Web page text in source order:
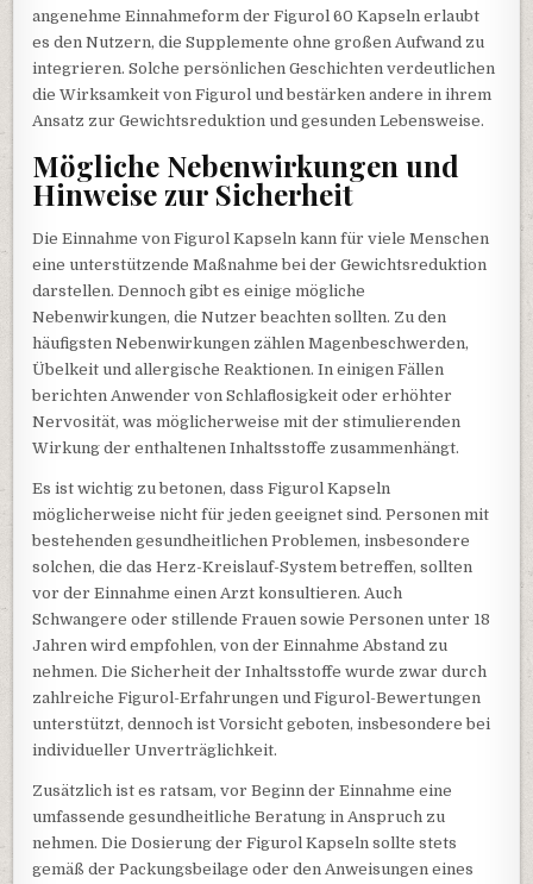
angenehme Einnahmeform der Figurol 60 Kapseln erlaubt
es den Nutzern, die Supplemente ohne großen Aufwand zu
integrieren. Solche persönlichen Geschichten verdeutlichen
die Wirksamkeit von Figurol und bestärken andere in ihrem
Ansatz zur Gewichtsreduktion und gesunden Lebensweise.
Mögliche Nebenwirkungen und
Hinweise zur Sicherheit
Die Einnahme von Figurol Kapseln kann für viele Menschen
eine unterstützende Maßnahme bei der Gewichtsreduktion
darstellen. Dennoch gibt es einige mögliche
Nebenwirkungen, die Nutzer beachten sollten. Zu den
häufigsten Nebenwirkungen zählen Magenbeschwerden,
Übelkeit und allergische Reaktionen. In einigen Fällen
berichten Anwender von Schlaflosigkeit oder erhöhter
Nervosität, was möglicherweise mit der stimulierenden
Wirkung der enthaltenen Inhaltsstoffe zusammenhängt.
Es ist wichtig zu betonen, dass Figurol Kapseln
möglicherweise nicht für jeden geeignet sind. Personen mit
bestehenden gesundheitlichen Problemen, insbesondere
solchen, die das Herz-Kreislauf-System betreffen, sollten
vor der Einnahme einen Arzt konsultieren. Auch
Schwangere oder stillende Frauen sowie Personen unter 18
Jahren wird empfohlen, von der Einnahme Abstand zu
nehmen. Die Sicherheit der Inhaltsstoffe wurde zwar durch
zahlreiche Figurol-Erfahrungen und Figurol-Bewertungen
unterstützt, dennoch ist Vorsicht geboten, insbesondere bei
individueller Unverträglichkeit.
Zusätzlich ist es ratsam, vor Beginn der Einnahme eine
umfassende gesundheitliche Beratung in Anspruch zu
nehmen. Die Dosierung der Figurol Kapseln sollte stets
gemäß der Packungsbeilage oder den Anweisungen eines